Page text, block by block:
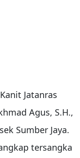
Jatanras
Agus, S.H.,
Sumber Jaya.
tersangka